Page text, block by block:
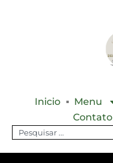
Inicio Menu
Contato